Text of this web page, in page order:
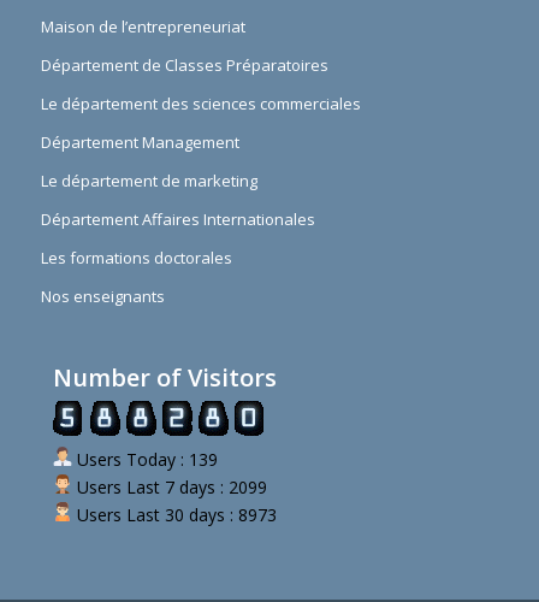
Maison de l’entrepreneuriat
Département de Classes Préparatoires
Le département des sciences commerciales
Département Management
Le département de marketing
Département Affaires Internationales
Les formations doctorales
Nos enseignants
Number of Visitors
Users Today : 139
Users Last 7 days : 2099
Users Last 30 days : 8973